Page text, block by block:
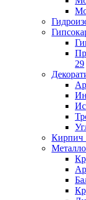
29
Кирпич